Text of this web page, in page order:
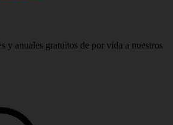
y anuales gratuitos de por vida a nuestros